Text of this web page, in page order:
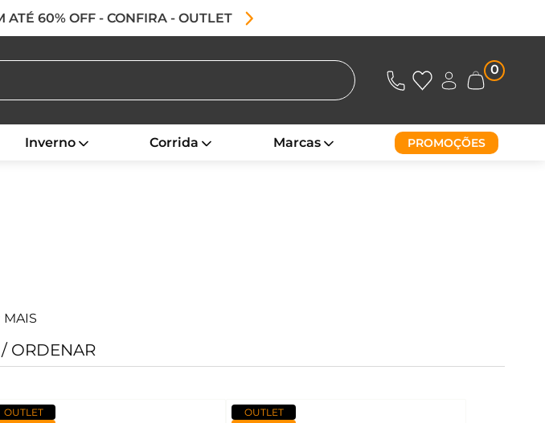
ATÉ 60% OFF - CONFIRA - OUTLET
0
Inverno Corrida Marcas PROMOÇÕES
MAIS
/ ORDENAR
OUTLET
OUTLET